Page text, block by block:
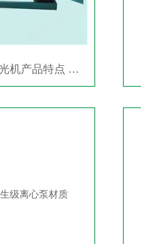
封头桶身一体抛光机产品特点 抛光机/磨光机